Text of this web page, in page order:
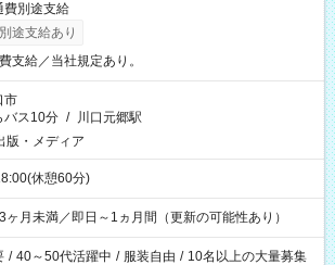
費別途支給
途支給あり
支給／当社規定あり。
市
バス10分 / 川口元郷駅
版・メディア
休憩60分)
ヶ月未満／即日～1ヵ月間（更新の可能性あり）
/ 40～50代活躍中 / 服装自由 / 10名以上の大量募集